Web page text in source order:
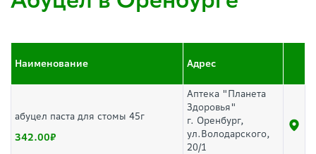
Наименование Адрес
абуцел паста для стомы 45г
342.00
Аптека "Планета
Здоровья"
г. Оренбург,
ул.Володарского,
20/1